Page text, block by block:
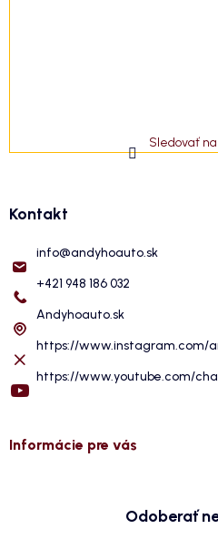
Sledovať
Kontakt
info@andyhoauto.sk
+421 948 186 032
Andyhoauto.sk
https://www.instagram.com/
https://www.youtube.com/
Informácie pre vás
Odoberať